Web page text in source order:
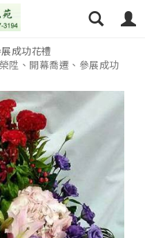
成功花禮
陞、開幕喬遷、參展成功